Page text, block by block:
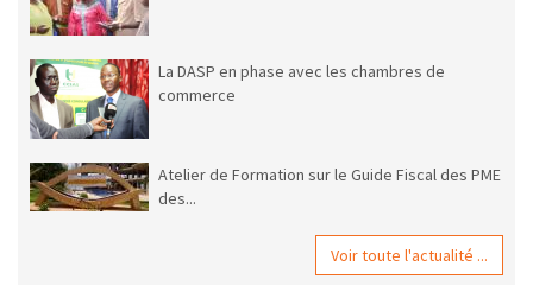
La DASP en phase avec les chambres de
commerce
Atelier de Formation sur le Guide Fiscal des PME
des...
Voir toute l'actualité ...